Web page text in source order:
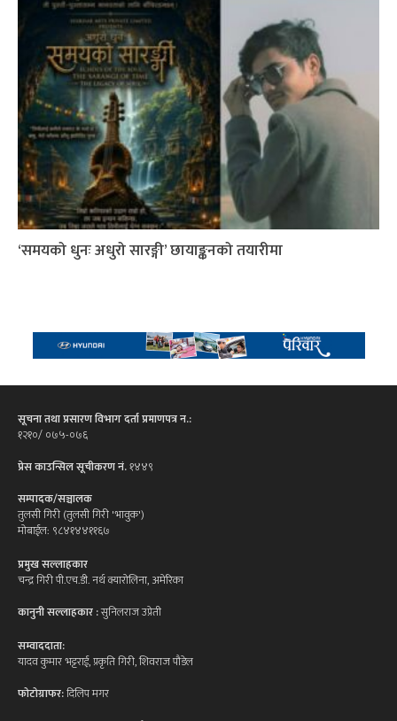
‘समयको धुनः अधुरो सारङ्गी’ छायाङ्कनको तयारीमा
सूचना तथा प्रसारण विभाग दर्ता प्रमाणपत्र न.:
१२१०/ ०७५-०७६
प्रेस काउन्सिल सूचीकरण नं.१४४९
सम्पादक/सञ्चालक
तुलसी गिरी (तुलसी गिरी 'भावुक')
मोबाईल: ९८४१४४११६७
प्रमुख सल्लाहकार
चन्द्र गिरी पी.एच.डी. नर्थ क्यारोलिना, अमेरिका
कानुनी सल्लाहकार :सुनिलराज उप्रेती
सम्वाददाता:
यादव कुमार भट्टराई, प्रकृति गिरी, शिवराज पौडेल
फोटोग्राफर:दिलिप मगर